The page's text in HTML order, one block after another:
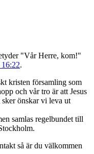
"Vår Herre, kom!"
.
kristen församling som
och vår tro är att Jesus
önskar vi leva ut
samlas regelbundet till
så är du välkommen